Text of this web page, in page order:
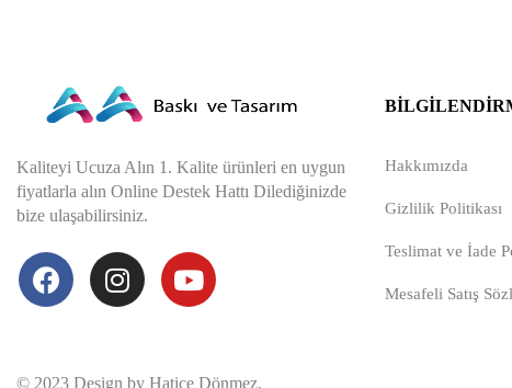
Kaliteyi Ucuza Alın 1. Kalite ürünleri en uygun
fiyatlarla alın Online Destek Hattı Dilediğinizde
bize ulaşabilirsiniz.
Hakkımızda
Gizlilik Politikası
Teslimat ve İade
Mesafeli Satış
© 2023 Design by Hatice Dönmez.